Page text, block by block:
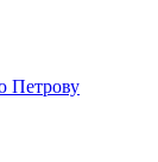
Петрову